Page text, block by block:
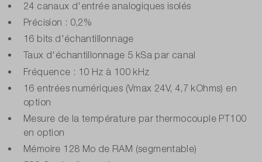
24 canaux d'entrée analogiques isolés
Précision : 0,2%
16 bits d'échantillonnage
Taux d'échantillonnage 5 kSa par canal
Fréquence : 10 Hz à 100 kHz
16 entrées numériques (Vmax 24V, 4,7 kOhms) en
option
Mesure de la température par thermocouple PT100
en option
Mémoire 128 Mo de RAM (segmentable)